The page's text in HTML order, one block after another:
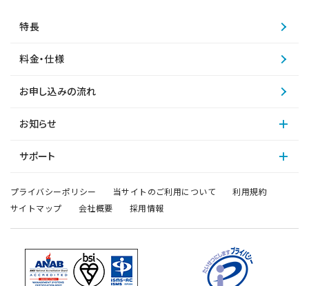
特長
料金・仕様
お申し込みの流れ
お知らせ
サポート
プライバシーポリシー 当サイトのご利用について
利用規約
サイトマップ
会社概要 採用情報